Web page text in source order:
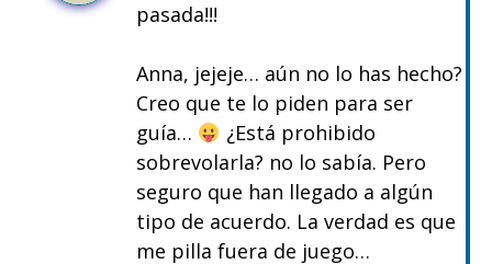
pasada!!!
Anna, jejeje… aún no lo has hecho?
Creo que te lo piden para ser
guía…
¿Está prohibido
sobrevolarla? no lo sabía. Pero
seguro que han llegado a algún
tipo de acuerdo. La verdad es que
me pilla fuera de juego…